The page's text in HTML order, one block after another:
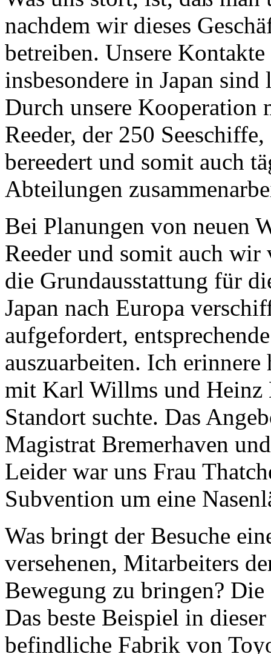
nachdem wir dieses
betreiben. Unsere
insbesondere in Japan
Durch unsere Kooperation
Reeder, der 250
bereedert und somit auch
Abteilungen
Bei Planungen von neuen
Reeder und somit auch
die Grundausstattung für
Japan nach Europa
aufgefordert,
auszuarbeiten. Ich
mit Karl Willms und Heinz
Standort suchte. Das
Magistrat Bremerhaven
Leider war uns Frau
Subvention um eine
Was bringt der Besuche
versehenen, Mitarbeiters
Bewegung zu bringen?
Das beste Beispiel in
befindliche Fabrik von